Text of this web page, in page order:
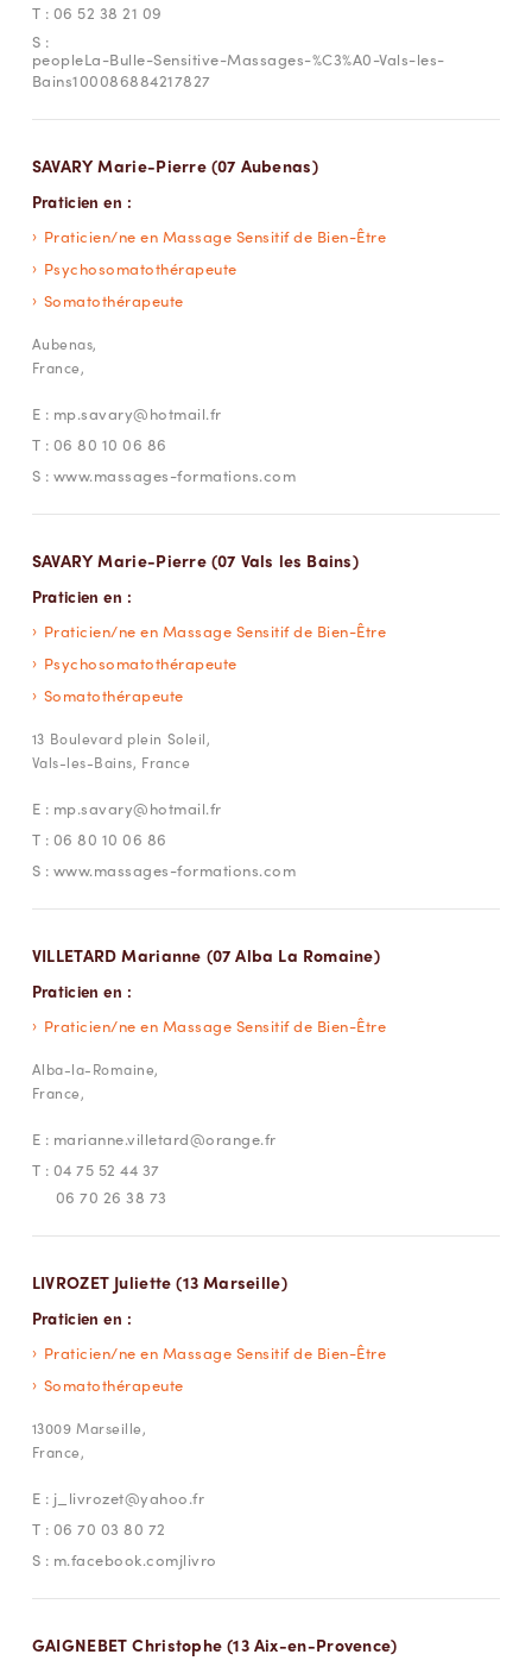
T : 06 52 38 21 09
S :
peopleLa-Bulle-Sensitive-Massages-%C3%A0-Vals-les-
Bains100086884217827
SAVARY Marie-Pierre (07 Aubenas)
Praticien en :
Praticien/ne en Massage Sensitif de Bien-Être
Psychosomatothérapeute
Somatothérapeute
Aubenas,
France,
E : mp.savary@hotmail.fr
T : 06 80 10 06 86
S : www.massages-formations.com
SAVARY Marie-Pierre (07 Vals les Bains)
Praticien en :
Praticien/ne en Massage Sensitif de Bien-Être
Psychosomatothérapeute
Somatothérapeute
13 Boulevard plein Soleil,
Vals-les-Bains, France
E : mp.savary@hotmail.fr
T : 06 80 10 06 86
S : www.massages-formations.com
VILLETARD Marianne (07 Alba La Romaine)
Praticien en :
Praticien/ne en Massage Sensitif de Bien-Être
Alba-la-Romaine,
France,
E : marianne.villetard@orange.fr
T : 04 75 52 44 37
06 70 26 38 73
LIVROZET Juliette (13 Marseille)
Praticien en :
Praticien/ne en Massage Sensitif de Bien-Être
Somatothérapeute
13009 Marseille,
France,
E : j_livrozet@yahoo.fr
T : 06 70 03 80 72
S : m.facebook.comjlivro
GAIGNEBET Christophe (13 Aix-en-Provence)